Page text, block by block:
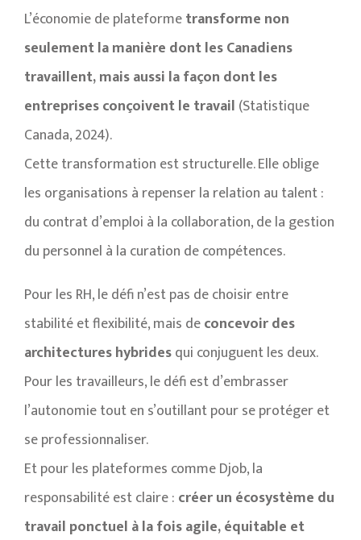
L’économie de plateformetransforme non
seulement la manière dont les Canadiens
travaillent, mais aussi la façon dont les
entreprises conçoivent le travail (Statistique
Canada, 2024).
Cette transformation est structurelle. Elle oblige
les organisations à repenser la relation au talent :
du contrat d’emploi à la collaboration, de la gestion
du personnel à la curation de compétences.
Pour les RH, le défi n’est pas de choisir entre
stabilité et flexibilité, mais deconcevoir des
architectures hybridesqui conjuguent les deux.
Pour les travailleurs, le défi est d’embrasser
l’autonomie tout en s’outillant pour se protéger et
se professionnaliser.
Et pour les plateformes comme Djob, la
responsabilité est claire : créer un écosystème du
travail ponctuel à la fois agile, équitable et